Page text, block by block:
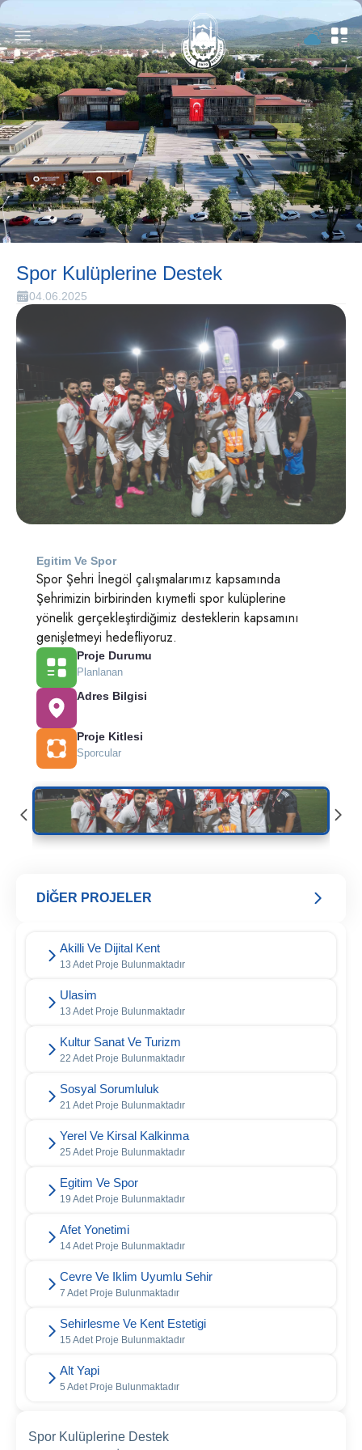
Spor Kulüplerine Destek
04.06.2025
Egitim Ve Spor
Spor Şehri İnegöl çalışmalarımız kapsamında
Şehrimizin birbirinden kıymetli spor kulüplerine
yönelik gerçekleştirdiğimiz desteklerin kapsamını
genişletmeyi hedefliyoruz.
Proje Durumu
Planlanan
Adres Bilgisi
Proje Kitlesi
Sporcular
DİĞER PROJELER
Akilli Ve Dijital Kent
13 Adet Proje Bulunmaktadır
Ulasim
13 Adet Proje Bulunmaktadır
Kultur Sanat Ve Turizm
22 Adet Proje Bulunmaktadır
Sosyal Sorumluluk
21 Adet Proje Bulunmaktadır
Yerel Ve Kirsal Kalkinma
25 Adet Proje Bulunmaktadır
Egitim Ve Spor
19 Adet Proje Bulunmaktadır
Afet Yonetimi
14 Adet Proje Bulunmaktadır
Cevre Ve Iklim Uyumlu Sehir
7 Adet Proje Bulunmaktadır
Sehirlesme Ve Kent Estetigi
15 Adet Proje Bulunmaktadır
Alt Yapi
5 Adet Proje Bulunmaktadır
Spor Kulüplerine Destek